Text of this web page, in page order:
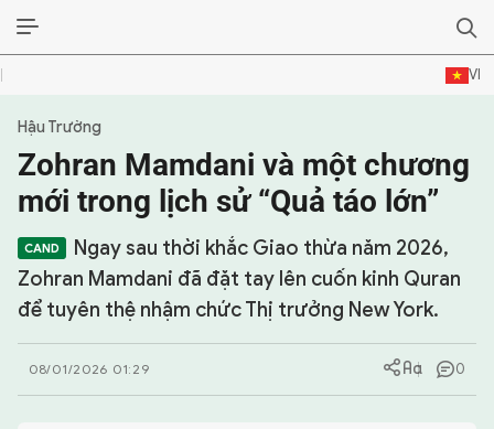
VI
SỰ KIỆN & BÌNH LUẬN
HẬU TRƯỜNG
KINH TẾ - VĂN HÓA - THỂ THAO
HỒ SƠ MẬT
PHÓNG SỰ
Hậu Trường
Zohran Mamdani và một chương
mới trong lịch sử “Quả táo lớn”
Ngay sau thời khắc Giao thừa năm 2026,
Zohran Mamdani đã đặt tay lên cuốn kinh Quran
để tuyên thệ nhậm chức Thị trưởng New York.
08/01/2026 01:29 0